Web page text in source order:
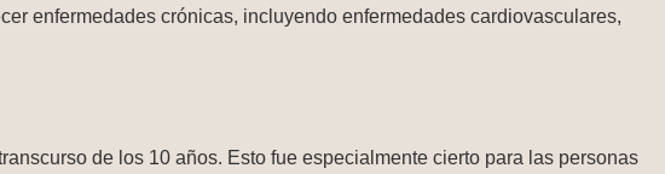
enfermedades crónicas, incluyendo enfermedades cardiovasculares,
de los 10 años. Esto fue especialmente cierto para las personas